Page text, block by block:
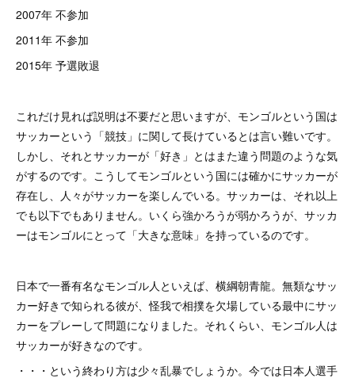
2007年 不参加
2011年 不参加
2015年 予選敗退
これだけ見れば説明は不要だと思いますが、モンゴルという国は
サッカーという「競技」に関して長けているとは言い難いです。
しかし、それとサッカーが「好き」とはまた違う問題のような気
がするのです。こうしてモンゴルという国には確かにサッカーが
存在し、人々がサッカーを楽しんでいる。サッカーは、それ以上
でも以下でもありません。いくら強かろうが弱かろうが、サッカ
ーはモンゴルにとって「大きな意味」を持っているのです。
日本で一番有名なモンゴル人といえば、横綱朝青龍。無類なサッ
カー好きで知られる彼が、怪我で相撲を欠場している最中にサッ
カーをプレーして問題になりました。それくらい、モンゴル人は
サッカーが好きなのです。
・・・という終わり方は少々乱暴でしょうか。今では日本人選手